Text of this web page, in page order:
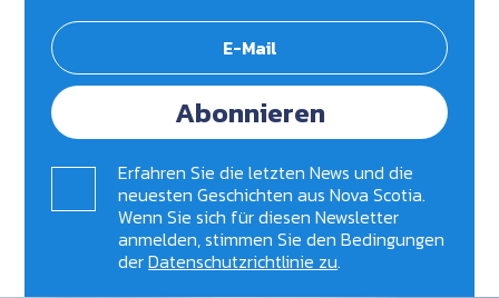
Abonnieren
Erfahren Sie die letzten News und die
neuesten Geschichten aus Nova Scotia.
Wenn Sie sich für diesen Newsletter
anmelden, stimmen Sie den Bedingungen
derDatenschutzrichtlinie zu.